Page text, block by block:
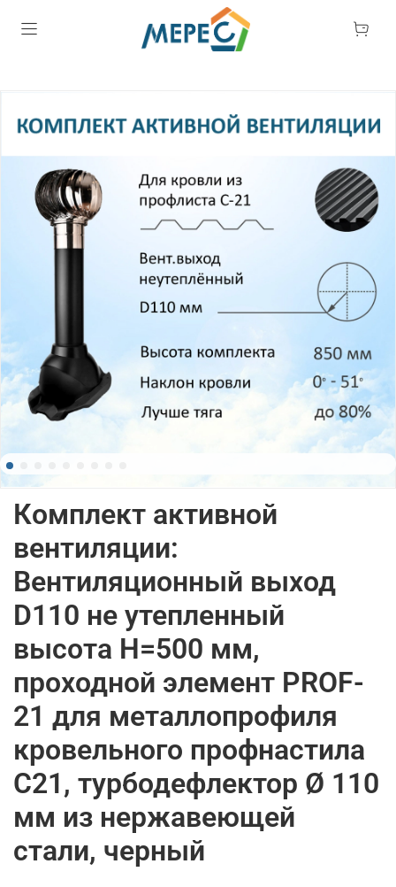
Комплект активной
вентиляции:
Вентиляционный выход
D110 не утепленный
высота H=500 мм,
проходной элемент PROF-
21 для металлопрофиля
кровельного профнастила
С21, турбодефлектор Ø 110
мм из нержавеющей
стали, черный